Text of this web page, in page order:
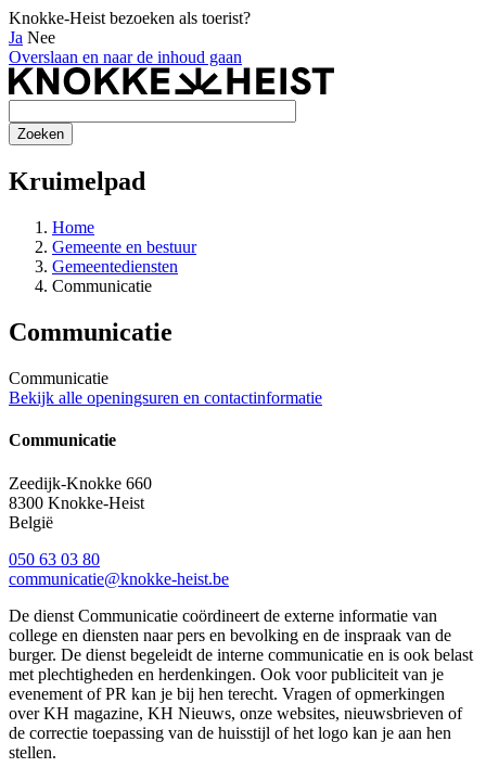
Knokke-Heist bezoeken als toerist?
Ja Nee
Overslaan en naar de inhoud gaan
Kruimelpad
Home
Gemeente en bestuur
Gemeentediensten
Communicatie
Communicatie
Communicatie
Bekijk alle openingsuren en contactinformatie
Communicatie
Zeedijk-Knokke 660
8300 Knokke-Heist
België
050 63 03 80
communicatie@knokke-heist.be
De dienst Communicatie coördineert de externe informatie van
college en diensten naar pers en bevolking en de inspraak van de
burger. De dienst begeleidt de interne communicatie en is ook belast
met plechtigheden en herdenkingen. Ook voor publiciteit van je
evenement of PR kan je bij hen terecht. Vragen of opmerkingen
over KH magazine, KH Nieuws, onze websites, nieuwsbrieven of
de correctie toepassing van de huisstijl of het logo kan je aan hen
stellen.